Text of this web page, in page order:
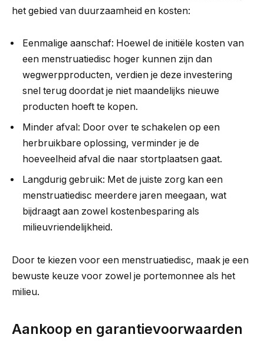
het gebied van duurzaamheid en kosten:
Eenmalige aanschaf: Hoewel de initiële kosten van
een menstruatiedisc hoger kunnen zijn dan
wegwerpproducten, verdien je deze investering
snel terug doordat je niet maandelijks nieuwe
producten hoeft te kopen.
Minder afval: Door over te schakelen op een
herbruikbare oplossing, verminder je de
hoeveelheid afval die naar stortplaatsen gaat.
Langdurig gebruik: Met de juiste zorg kan een
menstruatiedisc meerdere jaren meegaan, wat
bijdraagt aan zowel kostenbesparing als
milieuvriendelijkheid.
Door te kiezen voor een menstruatiedisc, maak je een
bewuste keuze voor zowel je portemonnee als het
milieu.
Aankoop en garantievoorwaarden